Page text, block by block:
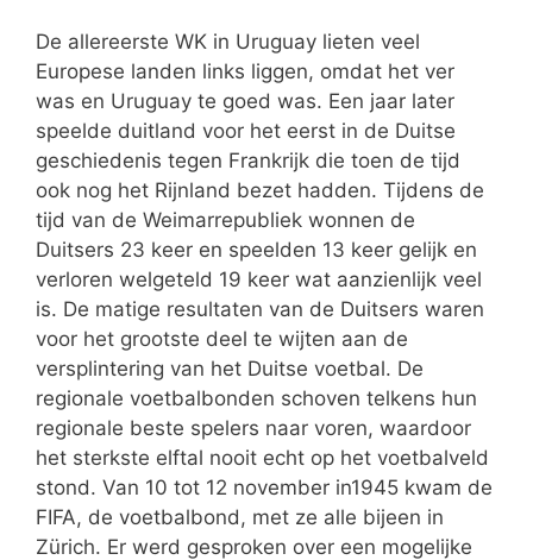
De allereerste WK in Uruguay lieten veel
Europese landen links liggen, omdat het ver
was en Uruguay te goed was. Een jaar later
speelde duitland voor het eerst in de Duitse
geschiedenis tegen Frankrijk die toen de tijd
ook nog het Rijnland bezet hadden. Tijdens de
tijd van de Weimarrepubliek wonnen de
Duitsers 23 keer en speelden 13 keer gelijk en
verloren welgeteld 19 keer wat aanzienlijk veel
is. De matige resultaten van de Duitsers waren
voor het grootste deel te wijten aan de
versplintering van het Duitse voetbal. De
regionale voetbalbonden schoven telkens hun
regionale beste spelers naar voren, waardoor
het sterkste elftal nooit echt op het voetbalveld
stond. Van 10 tot 12 november in1945 kwam de
FIFA, de voetbalbond, met ze alle bijeen in
Zürich. Er werd gesproken over een mogelijke